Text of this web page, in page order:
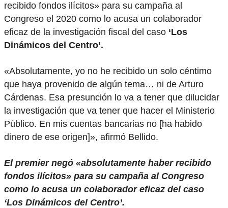
recibido fondos ilícitos» para su campaña al
Congreso el 2020 como lo acusa un colaborador
eficaz de la investigación fiscal del caso ‘Los
Dinámicos del Centro’.
«Absolutamente, yo no he recibido un solo céntimo
que haya provenido de algún tema… ni de Arturo
Cárdenas. Esa presunción lo va a tener que dilucidar
la investigación que va tener que hacer el Ministerio
Público. En mis cuentas bancarias no [ha habido
dinero de ese origen]», afirmó Bellido.
El premier negó «absolutamente haber recibido
fondos ilícitos» para su campaña al Congreso
como lo acusa un colaborador eficaz del caso
‘Los Dinámicos del Centro’.